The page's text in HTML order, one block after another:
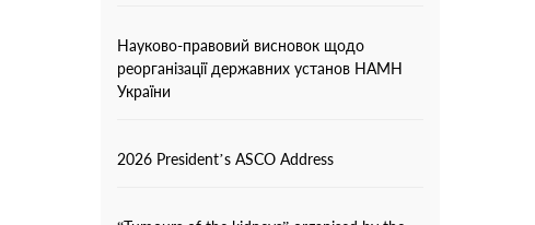
Науково-правовий висновок щодо
реорганізації державних установ НАМН
України
2026 President’s ASCO Address